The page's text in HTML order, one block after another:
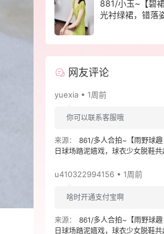
881/小玉~【碧
光衬绿裙，错落
网友评论
yuexia • 1周前
你可以联系客服哦
来源：
861/多人合拍~【雨野球
日球场踏泥嬉戏，球衣少女脱鞋
u410322994156 • 1周前
啥时开通支付宝啊
来源：
861/多人合拍~【雨野球
日球场踏泥嬉戏，球衣少女脱鞋